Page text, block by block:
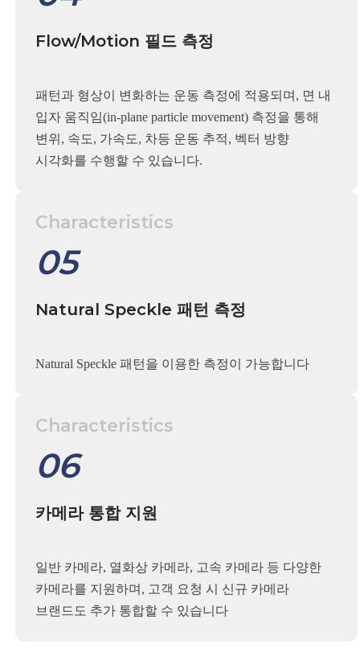
Flow/Motion 필드 측정
패턴과 형상이 변화하는 운동 측정에 적용되며, 면 내
입자 움직임(in-plane particle movement) 측정을 통해
변위, 속도, 가속도, 차등 운동 추적, 벡터 방향
시각화를 수행할 수 있습니다.
Characteristics
05
Natural Speckle 패턴 측정
Natural Speckle 패턴을 이용한 측정이 가능합니다
Characteristics
06
카메라 통합 지원
일반 카메라, 열화상 카메라, 고속 카메라 등 다양한
카메라를 지원하며, 고객 요청 시 신규 카메라
브랜드도 추가 통합할 수 있습니다